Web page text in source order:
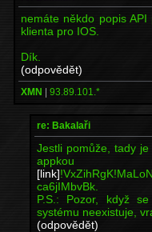
nemáte někdo popis
klienta pro IOS.
Dík.
(odpovědět)
XMN | 93.89.101.*
re: Bakalaři
Jestli pomůže, tady
[link]
ca6jIMbvBk.
P.S.: Pozor, když
systému neexistuje,
(odpovědět)